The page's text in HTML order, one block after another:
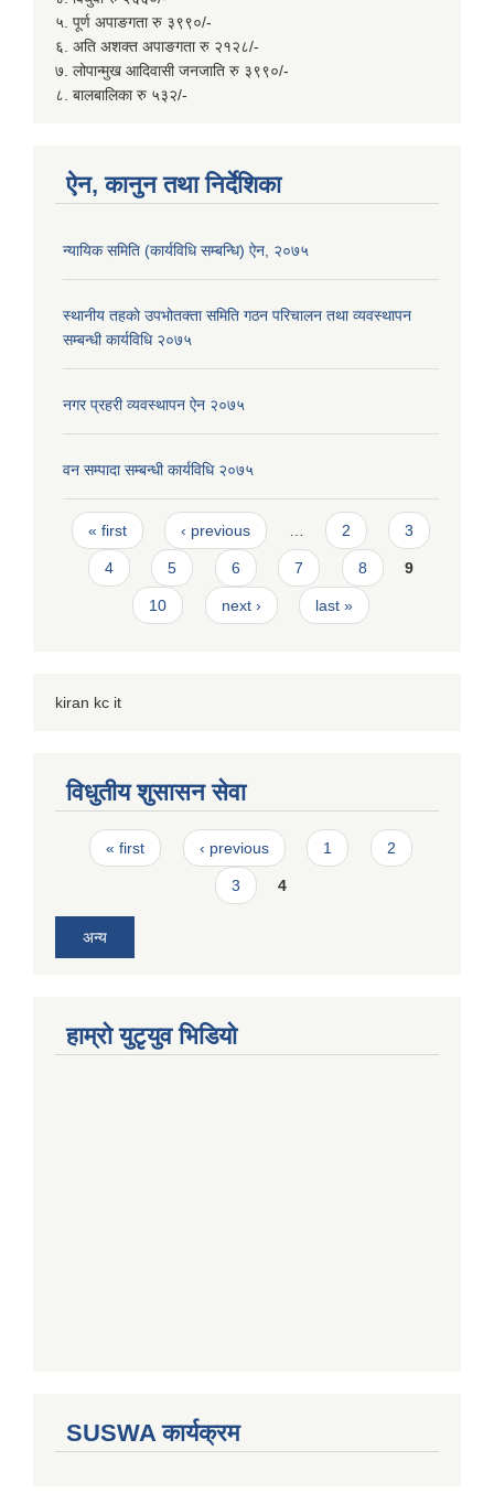
५. पूर्ण अपाङगता रु ३९९०/-
६. अति अशक्त अपाङगता रु २१२८/-
७. लोपान्मुख आदिवासी जनजाति रु ३९९०/-
८. बालबालिका रु ५३२/-
ऐन, कानुन तथा निर्देशिका
न्यायिक समिति (कार्यविधि सम्बन्धि) ऐन, २०७५
स्थानीय तहकाे उपभोतक्ता समिति गठन परिचालन तथा व्यवस्थापन
सम्बन्धी कार्यविधि २०७५
नगर प्रहरी व्यवस्थापन ऐन २०७५
वन सम्पादा सम्बन्धी कार्यविधि २०७५
Pages
« first ‹ previous 2 3
4 5 6 7 8 9
10 next › last »
kiran kc it
विधुतीय शुसासन सेवा
Pages
« first ‹ previous 1 2
3 4
अन्य
हाम्राे युटृयुव भिडियाे
SUSWA कार्यक्रम